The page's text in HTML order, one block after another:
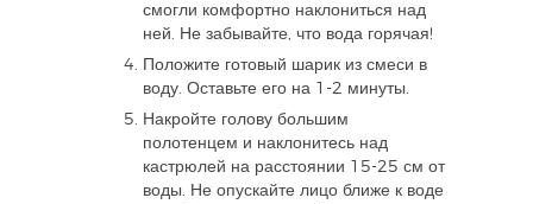
смогли комфортно наклониться над
ней. Не забывайте, что вода горячая!
Положите готовый шарик из смеси в
воду. Оставьте его на 1-2 минуты.
Накройте голову большим
полотенцем и наклонитесь над
кастрюлей на расстоянии 15-25 см от
воды. Не опускайте лицо ближе к воде